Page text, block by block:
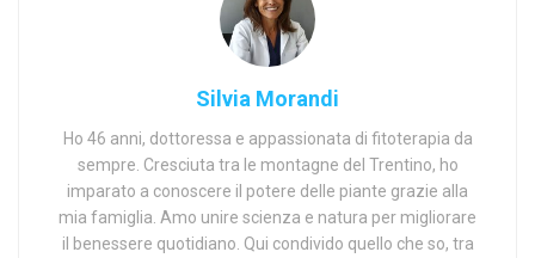
Silvia Morandi
Ho 46 anni, dottoressa e appassionata di fitoterapia da
sempre. Cresciuta tra le montagne del Trentino, ho
imparato a conoscere il potere delle piante grazie alla
mia famiglia. Amo unire scienza e natura per migliorare
il benessere quotidiano. Qui condivido quello che so, tra